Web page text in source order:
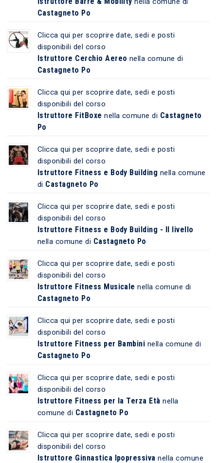
Castagneto Po
Clicca qui per scoprire date, sedi e posti
disponibili del corso
Istruttore Cerchio Aereo nella comune di
Castagneto Po
Clicca qui per scoprire date, sedi e posti
disponibili del corso
Istruttore FitBoxe nella comune di Castagneto
Po
Clicca qui per scoprire date, sedi e posti
disponibili del corso
Istruttore Fitness e Body Building nella comune
di Castagneto Po
Clicca qui per scoprire date, sedi e posti
disponibili del corso
Istruttore Fitness e Body Building - II livello
nella comune di Castagneto Po
Clicca qui per scoprire date, sedi e posti
disponibili del corso
Istruttore Fitness Musicale nella comune di
Castagneto Po
Clicca qui per scoprire date, sedi e posti
disponibili del corso
Istruttore Fitness per Bambini nella comune di
Castagneto Po
Clicca qui per scoprire date, sedi e posti
disponibili del corso
Istruttore Fitness per la Terza Età nella
comune di Castagneto Po
Clicca qui per scoprire date, sedi e posti
disponibili del corso
Istruttore Ginnastica Ipopressiva nella comune